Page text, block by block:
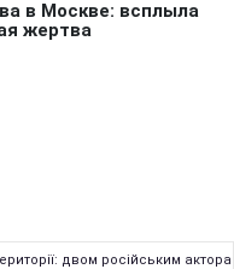
двом російським